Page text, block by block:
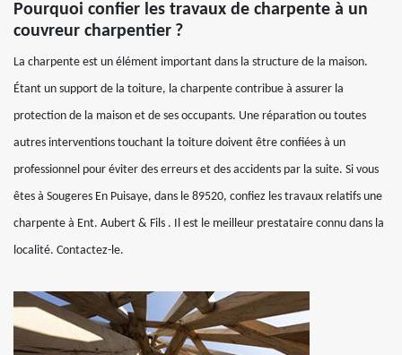
Pourquoi confier les travaux de charpente à un
couvreur charpentier ?
La charpente est un élément important dans la structure de la maison.
Étant un support de la toiture, la charpente contribue à assurer la
protection de la maison et de ses occupants. Une réparation ou toutes
autres interventions touchant la toiture doivent être confiées à un
professionnel pour éviter des erreurs et des accidents par la suite. Si vous
êtes à Sougeres En Puisaye, dans le 89520, confiez les travaux relatifs une
charpente à Ent. Aubert & Fils . Il est le meilleur prestataire connu dans la
localité. Contactez-le.